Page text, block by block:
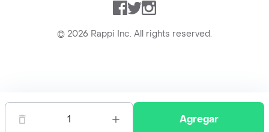
1 Agregar
Facebook
TwitterInstagram
© 2026 Rappi Inc. All rights reserved.